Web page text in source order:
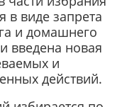
в виде запрета
и домашнего
введена новая
и
действий.